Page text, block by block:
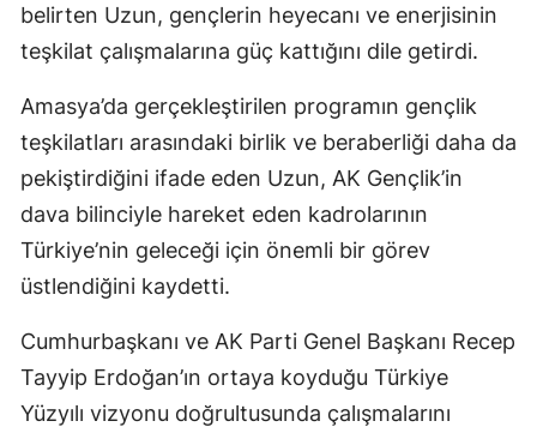
belirten Uzun, gençlerin heyecanı ve enerjisinin
teşkilat çalışmalarına güç kattığını dile getirdi.
Amasya’da gerçekleştirilen programın gençlik
teşkilatları arasındaki birlik ve beraberliği daha da
pekiştirdiğini ifade eden Uzun, AK Gençlik’in
dava bilinciyle hareket eden kadrolarının
Türkiye’nin geleceği için önemli bir görev
üstlendiğini kaydetti.
Cumhurbaşkanı ve AK Parti Genel Başkanı Recep
Tayyip Erdoğan’ın ortaya koyduğu Türkiye
Yüzyılı vizyonu doğrultusunda çalışmalarını